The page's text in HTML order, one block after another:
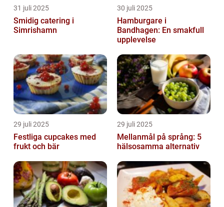
31 juli 2025
Smidig catering i
Simrishamn
30 juli 2025
Hamburgare i
Bandhagen: En smakfull
upplevelse
29 juli 2025
Festliga cupcakes med
frukt och bär
29 juli 2025
Mellanmål på språng: 5
hälsosamma alternativ